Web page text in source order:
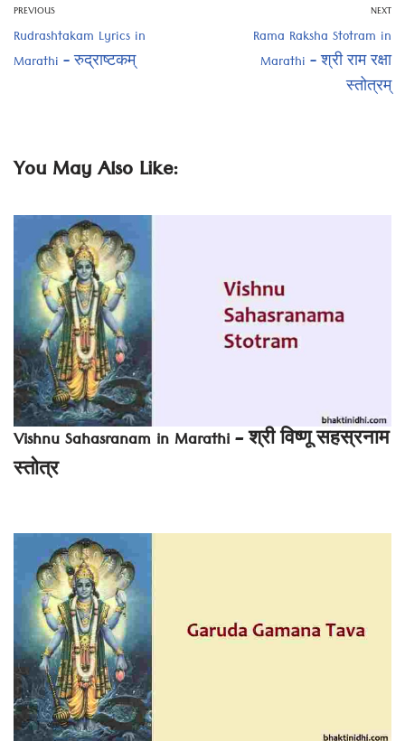
PREVIOUS
Rudrashtakam Lyrics in
Marathi – रुद्राष्टकम्
NEXT
Rama Raksha Stotram in
Marathi – श्री राम रक्षा
स्तोत्रम्
You May Also Like:
Vishnu Sahasranam in Marathi – श्री विष्णू सहस्रनाम
स्तोत्र